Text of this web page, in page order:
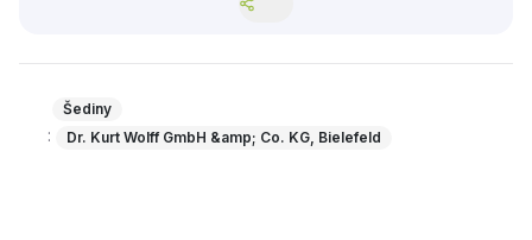
Šediny
: Dr. Kurt Wolff GmbH &amp; Co. KG, Bielefeld